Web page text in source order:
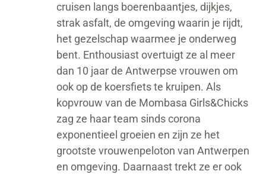
cruisen langs boerenbaantjes, dijkjes,
strak asfalt, de omgeving waarin je rijdt,
het gezelschap waarmee je onderweg
bent. Enthousiast overtuigt ze al meer
dan 10 jaar de Antwerpse vrouwen om
ook op de koersfiets te kruipen. Als
kopvrouw van de Mombasa Girls&Chicks
zag ze haar team sinds corona
exponentieel groeien en zijn ze het
grootste vrouwenpeloton van Antwerpen
en omgeving. Daarnaast trekt ze er ook